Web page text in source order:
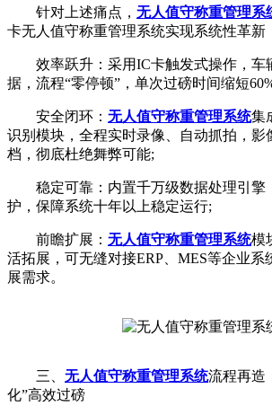
针对上述痛点， 无人值守称重管理系
卡无人值守称重管理系统实现系统性革新
效率跃升：采用IC卡触发式操作，车
据，流程“零停顿”，单次过磅时间缩短
安全闭环： 无人值守称重管理系统集
识别模块，全程实时录像、自动抓拍，影
档，彻底杜绝舞弊可能;
稳定可靠：内置千万级数据处理引擎
护，保障系统十年以上稳定运行;
前瞻扩展： 无人值守称重管理系统模
活拓展，可无缝对接ERP、MES等企业系
展需求。
三、 无人值守称重管理系统流程再造
化”高效过磅